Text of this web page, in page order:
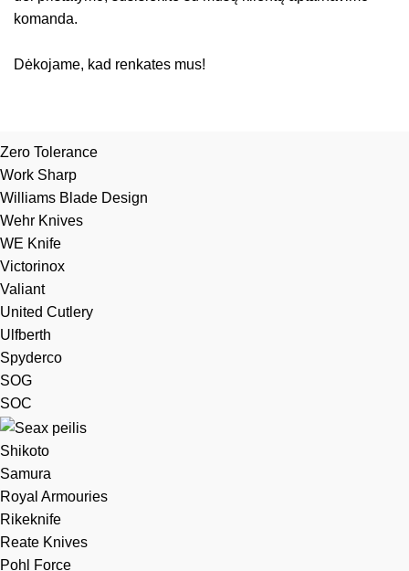
komanda.
Dėkojame, kad renkates mus!
Zero Tolerance
Work Sharp
Williams Blade Design
Wehr Knives
WE Knife
Victorinox
Valiant
United Cutlery
Ulfberth
Spyderco
SOG
SOC
Shikoto
Samura
Royal Armouries
Rikeknife
Reate Knives
Pohl Force